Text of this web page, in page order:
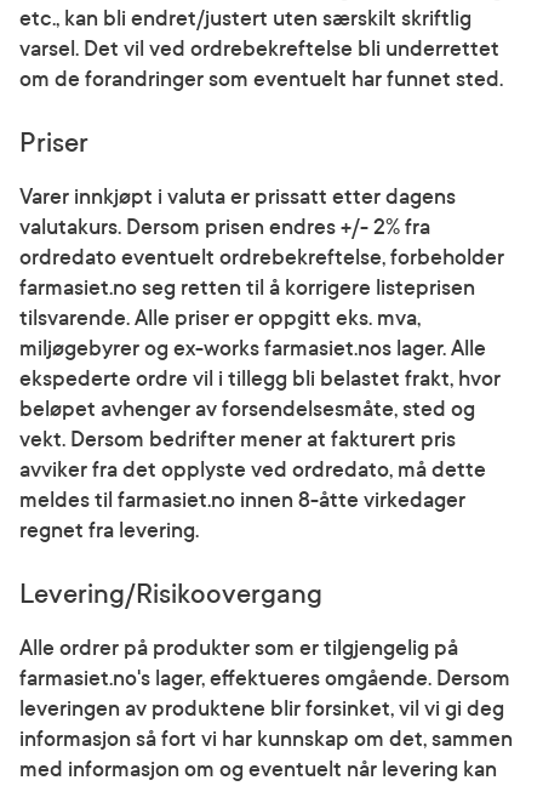
etc., kan bli endret/justert uten særskilt skriftlig
varsel. Det vil ved ordrebekreftelse bli underrettet
om de forandringer som eventuelt har funnet sted.
Priser
Varer innkjøpt i valuta er prissatt etter dagens
valutakurs. Dersom prisen endres +/- 2% fra
ordredato eventuelt ordrebekreftelse, forbeholder
farmasiet.no seg retten til å korrigere listeprisen
tilsvarende. Alle priser er oppgitt eks. mva,
miljøgebyrer og ex-works farmasiet.nos lager. Alle
ekspederte ordre vil i tillegg bli belastet frakt, hvor
beløpet avhenger av forsendelsesmåte, sted og
vekt. Dersom bedrifter mener at fakturert pris
avviker fra det opplyste ved ordredato, må dette
meldes til farmasiet.no innen 8-åtte virkedager
regnet fra levering.
Levering/Risikoovergang
Alle ordrer på produkter som er tilgjengelig på
farmasiet.no's lager, effektueres omgående. Dersom
leveringen av produktene blir forsinket, vil vi gi deg
informasjon så fort vi har kunnskap om det, sammen
med informasjon om og eventuelt når levering kan